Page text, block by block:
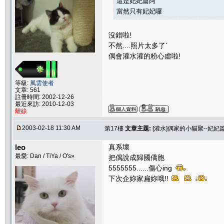
等級: 風雲使者
文章: 561
註冊時間: 2002-12-26
最近來訪: 2010-12-03
離線
當然只有妃妃囉
沒錯啦!
不然....照片太多了ˋ
偶會灌水灌的粉心虛啦!
2003-02-18 11:30 AM 第17樓 文章主題: [灌水]偶家的小貓聚--妃妃
leo
最愛: Dan / TiYa / O's»
真系壞
把偶說成歸國僑胞
5555555......傷心ing
下次企妳家扁妳哦!!